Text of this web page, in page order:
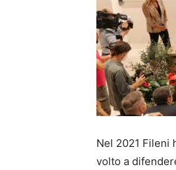
Nel 2021 Fileni
volto a